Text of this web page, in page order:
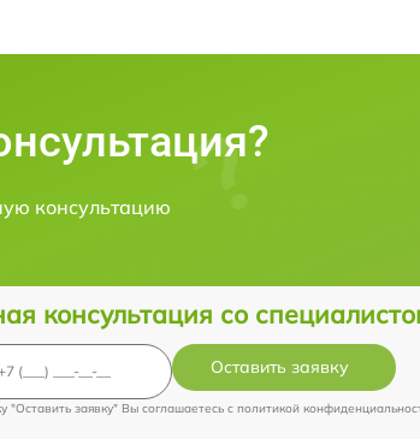
консультацию
консультация со
Оставить заявку
"Оставить заявку" Вы соглашаетесь c политикой